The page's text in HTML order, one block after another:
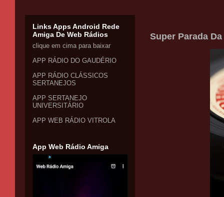
Super Parada
Links Apps Android Rede
Amiga De Web Rádios
clique em cima para baixar
APP RÁDIO DO GAUDÉRIO
APP RÁDIO CLÁSSICOS
SERTANEJOS
APP SERTANEJO
UNIVERSITÁRIO
APP WEB RÁDIO VITROLA
App Web Rádio Amiga